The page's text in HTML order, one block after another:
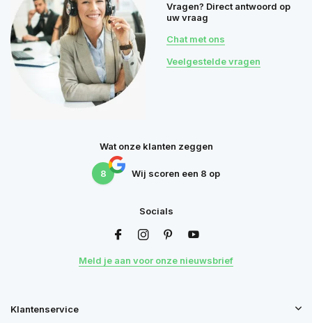
Vragen? Direct antwoord op
uw vraag
Chat met ons
Veelgestelde vragen
Wat onze klanten zeggen
8 Wij scoren een 8 op
Socials
Meld je aan voor onze nieuwsbrief
Klantenservice